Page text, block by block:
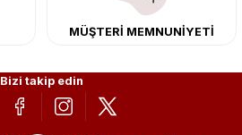
MÜŞTERİ MEMNUNİYETİ
Bizi takip edin